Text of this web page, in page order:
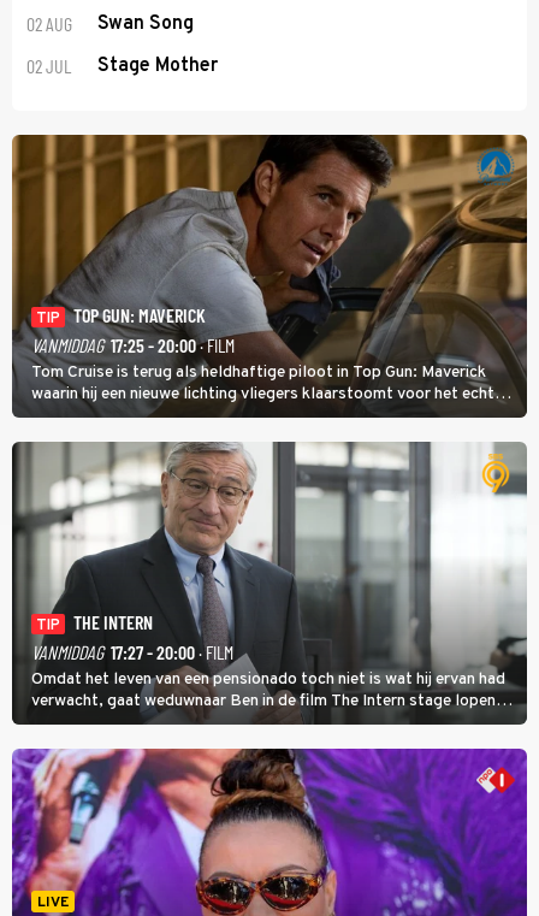
02 AUG Swan Song
02 JUL Stage Mother
TIP
TOP GUN: MAVERICK
VANMIDDAG 17:25 - 20:00· FILM
Tom Cruise is terug als heldhaftige piloot in Top Gun: Maverick
waarin hij een nieuwe lichting vliegers klaarstoomt voor het echte
werk.
TIP
THE INTERN
VANMIDDAG 17:27 - 20:00· FILM
Omdat het leven van een pensionado toch niet is wat hij ervan had
verwacht, gaat weduwnaar Ben in de film The Intern stage lopen
bij de hippe webwinkel van Jules, wat een gouden zet blijkt te zijn.
LIVE